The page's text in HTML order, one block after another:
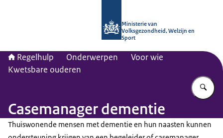
Ministerie van
Volksgezondheid, Welzijn en
Sport
Regelhulp Onderwerpen
Voor wie
Kwetsbare ouderen
Casemanager dementie
Thuiswonende mensen met dementie en hun naasten kunnen